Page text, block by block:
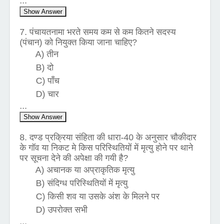
Show Answer
7. पंचायतनामा भरते समय कम से कम कितने सदस्य
(पंचान) को नियुक्त किया जाना चाहिए?
A) तीन
B) दो
C) पाँच
D) चार
...
Show Answer
8. दण्ड प्रक्रिया संहिता की धारा-40 के अनुसार चौकीदार
के गॉव या निकट मे किस परिस्थितियों में मृत्यु होने पर थाने
पर सूचना देने की अपेक्षा की गयी है?
A) अचानक या अप्राकृतिक मृत्यु
B) संदिग्ध परिस्थितियों में मृत्यु
C) किसी शव या उसके अंश के मिलने पर
D) उपरोक्त सभी
...